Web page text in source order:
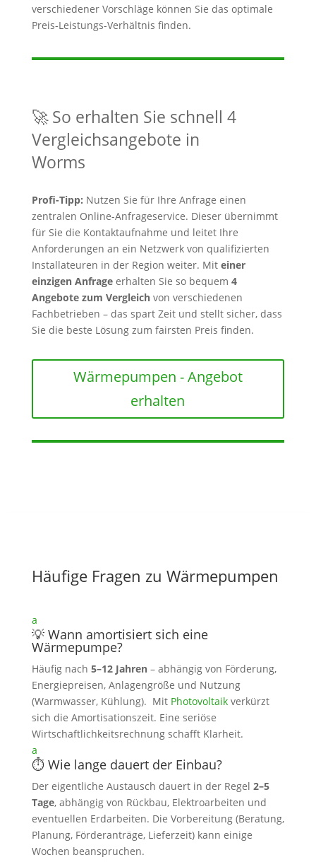
verschiedener Vorschläge können Sie das optimale
Preis-Leistungs-Verhältnis finden.
🚀 So erhalten Sie schnell 4
Vergleichsangebote in
Worms
Profi-Tipp: Nutzen Sie für Ihre Anfrage einen
zentralen Online-Anfrageservice. Dieser übernimmt
für Sie die Kontaktaufnahme und leitet Ihre
Anforderungen an ein Netzwerk von qualifizierten
Installateuren in der Region weiter. Mit einer
einzigen Anfrageerhalten Sie so bequem 4
Angebote zum Vergleichvon verschiedenen
Fachbetrieben – das spart Zeit und stellt sicher, dass
Sie die beste Lösung zum fairsten Preis finden.
Wärmepumpen - Angebot
erhalten
Häufige Fragen zu Wärmepumpen
a
💡 Wann amortisiert sich eine
Wärmepumpe?
Häufig nach 5–12 Jahren– abhängig von Förderung,
Energiepreisen, Anlagengröße und Nutzung
(Warmwasser, Kühlung). Mit Photovoltaikverkürzt
sich die Amortisationszeit. Eine seriöse
Wirtschaftlichkeitsrechnung schafft Klarheit.
a
⏱️ Wie lange dauert der Einbau?
Der eigentliche Austausch dauert in der Regel 2–5
Tage, abhängig von Rückbau, Elektroarbeiten und
eventuellen Erdarbeiten. Die Vorbereitung (Beratung,
Planung, Förderanträge, Lieferzeit) kann einige
Wochen beanspruchen.